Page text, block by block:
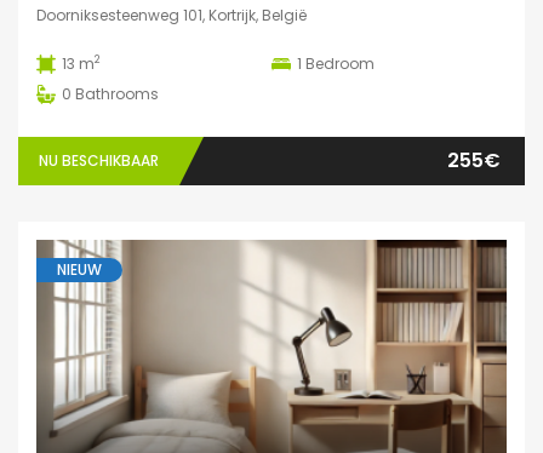
Doorniksesteenweg 101, Kortrijk, België
13 m2 1 Bedroom
0 Bathrooms
NU BESCHIKBAAR 255€
NIEUW